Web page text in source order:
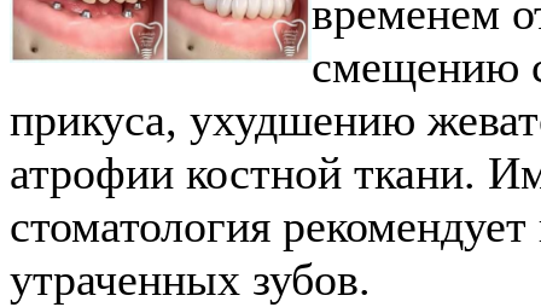
временем
смещению
прикуса, ухудшению
атрофии костной ткани.
стоматология
утраченных зубов.